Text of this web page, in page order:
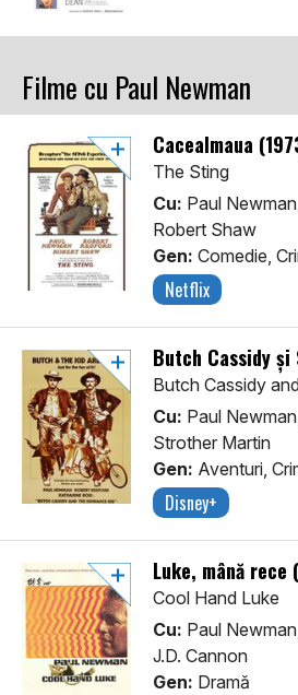
Filme cu Paul Newman
Cacealmaua
The Sting
Cu: Paul
Robert Shaw
Gen: Comedie,
Netflix
Butch Cassidy și
Butch Cassidy
Cu: Paul
Strother Martin
Gen: Aventuri,
Disney+
Luke, mână rece
Cool Hand Luke
Cu: Paul
J.D. Cannon
Gen: Dramă